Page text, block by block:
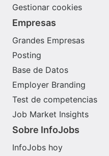
Gestionar cookies
Empresas
Grandes Empresas
Posting
Base de Datos
Employer Branding
Test de competencias
Job Market Insights
Sobre InfoJobs
InfoJobs hoy